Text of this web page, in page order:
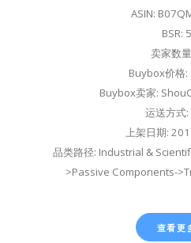
ASIN:
BSR: 5
卖家数
Buybox价格
Buybox卖家:
运送方式:
上架日期:
品类路径: Industrial &
>Passive Components-
查看更